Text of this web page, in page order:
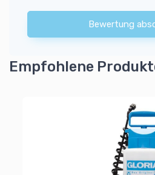
Bewertung
Empfohlene